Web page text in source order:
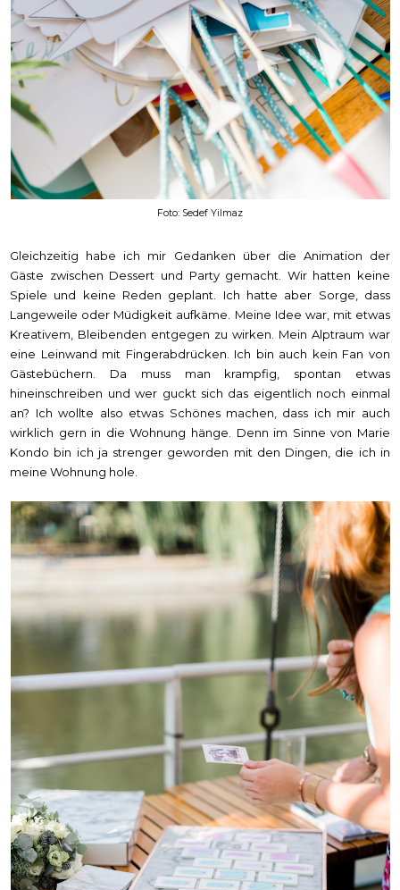
Foto: Sedef Yilmaz
Gleichzeitig habe ich mir Gedanken über die Animation der
Gäste zwischen Dessert und Party gemacht. Wir hatten keine
Spiele und keine Reden geplant. Ich hatte aber Sorge, dass
Langeweile oder Müdigkeit aufkäme. Meine Idee war, mit etwas
Kreativem, Bleibenden entgegen zu wirken. Mein Alptraum war
eine Leinwand mit Fingerabdrücken. Ich bin auch kein Fan von
Gästebüchern. Da muss man krampfig, spontan etwas
hineinschreiben und wer guckt sich das eigentlich noch einmal
an? Ich wollte also etwas Schönes machen, dass ich mir auch
wirklich gern in die Wohnung hänge. Denn im Sinne von Marie
Kondo bin ich ja strenger geworden mit den Dingen, die ich in
meine Wohnung hole.